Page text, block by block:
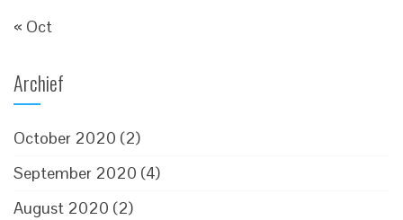
« Oct
Archief
October 2020 (2)
September 2020 (4)
August 2020 (2)